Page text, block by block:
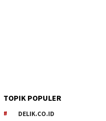
TOPIK POPULER
DELIK.CO.ID